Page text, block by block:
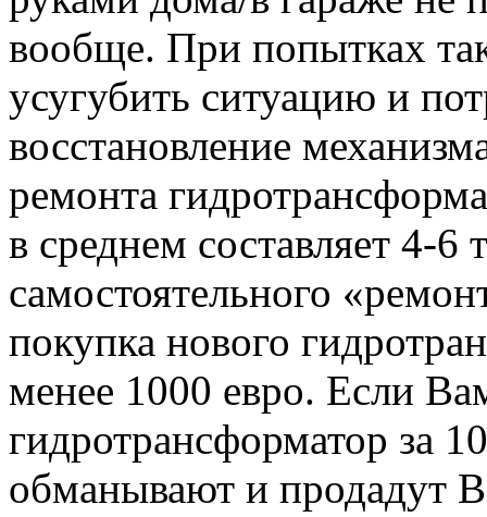
вообще. При попытках
усугубить ситуацию и
восстановление
ремонта
в среднем составляет 4-6
самостоятельного
покупка нового
менее 1000 евро. Если
гидротрансформатор за
обманывают и продадут